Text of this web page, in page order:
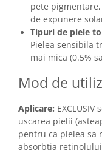
pete
de expunere
Tipuri de piele
Pielea sensibila
mai mica (0.5%
Mod de
Aplicare:
uscarea pielii
pentru ca pielea sa
absorbtia